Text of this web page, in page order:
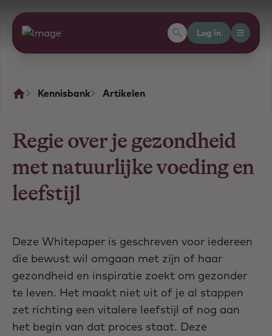
Log in
Kennisbank Artikelen
Regie over je gezondheid
met natuurlijke voeding en
leefstijl
Deze Whitepaper is geschreven voor iedereen
die bewust wil omgaan met zijn of haar
gezondheid en inspiratie zoekt om gezonder
te leven. Het maakt niet uit of je al stappen
zet richting een vitalere leefstijl of nog aan
het begin van dat proces staat. Deze